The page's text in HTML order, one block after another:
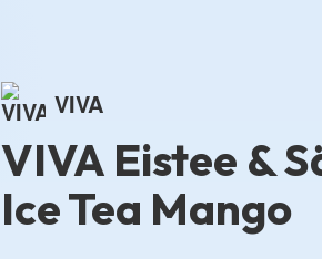
VIVA
VIVA Eistee &
Ice Tea Mango